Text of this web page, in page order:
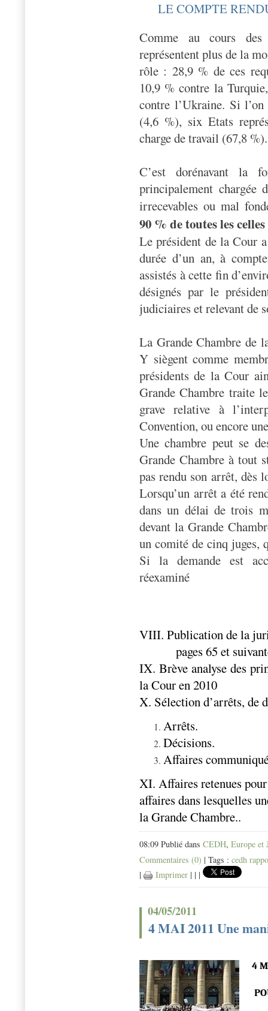
LE COMPTE
Comme au cours des
représentent plus de la
rôle : 28,9 % de ces
10,9 % contre la
contre l’Ukraine. Si
(4,6 %), six Etats
charge de travail (67,8 %).
C’est dorénavant la
principalement chargée
irrecevables ou mal
90 % de toutes les
Le président de la Cour
durée d’un an, à
assistés à cette fin
désignés par le
judiciaires et relevant de
La Grande Chambre de
Y siègent comme
présidents de la Cour
Grande Chambre traite
grave relative à
Convention, ou encore
Une chambre peut se
Grande Chambre à tout
pas rendu son arrêt, dès
Lorsqu’un arrêt a été
dans un délai de trois
devant la Grande
un comité de cinq juges,
Si la demande est
réexaminé
VIII. Publication de la
pages 65 et
IX. Brève analyse des
la Cour en 2010
X. Sélection d’arrêts, de
Arrêts.
Décisions.
Affaires
XI. Affaires retenues
affaires dans lesquelles
la Grande Chambre..
08:09 Publié dans CEDH, Europe et
Commentaires (0) | Tags : cedh
|
Imprimer | | |
04/05/2011
4 MAI 2011 Une
4